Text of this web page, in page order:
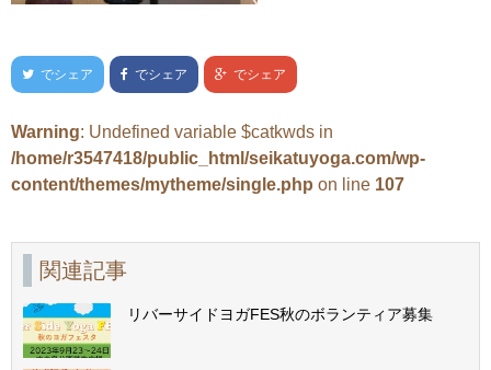
でシェア でシェア でシェア
Warning: Undefined variable $catkwds in
/home/r3547418/public_html/seikatuyoga.com/wp-
content/themes/mytheme/single.php on line 107
関連記事
リバーサイドヨガFES秋のボランティア募集